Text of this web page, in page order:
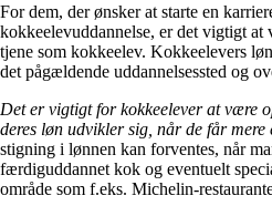
For dem, der ønsker at starte en
kokkeelevuddannelse, er det vigtigt at
tjene som kokkeelev. Kokkeelevers
det pågældende uddannelsessted og
Det er vigtigt for kokkeelever at være
deres løn udvikler sig, når de får
stigning i lønnen kan forventes, når
færdiguddannet kok og eventuelt
område som f.eks. Michelin-